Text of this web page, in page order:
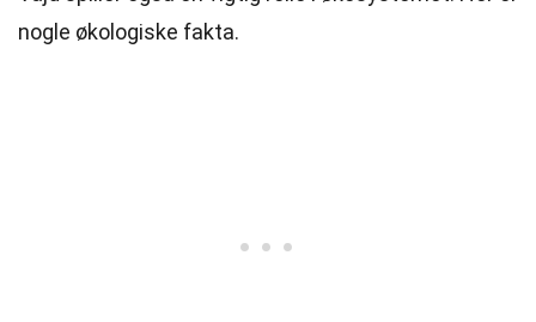
nogle økologiske fakta.